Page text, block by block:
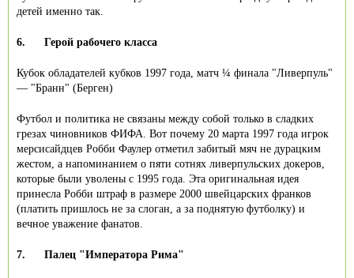
детей именно так.
6. Герой рабочего класса
Кубок обладателей кубков 1997 года, матч ¼ финала "Ливерпуль"
— "Бранн" (Берген)
Футбол и политика не связаны между собой только в сладких
грезах чиновников ФИФА. Вот почему 20 марта 1997 года игрок
мерсисайдцев Робби Фаулер отметил забитый мяч не дурацким
жестом, а напоминанием о пяти сотнях ливерпульских докеров,
которые были уволены с 1995 года. Эта оригинальная идея
принесла Робби штраф в размере 2000 швейцарских франков
(платить пришлось не за слоган, а за поднятую футболку) и
вечное уважение фанатов.
7. Палец "Императора Рима"